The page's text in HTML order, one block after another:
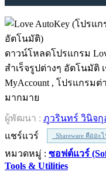
ดาวน์โหลดโปรแกรม
สำเร็จรูปต่างๆ อัตโนมัติ เ
MyAccount , โปรแกรม
มากมาย
ผู้พัฒนา : ภูวรินทร์ วินิจ
แชร์แวร์
Shareware คืออะไ
หมวดหมู่ : ซอฟต์แวร์
Tools & Utilities